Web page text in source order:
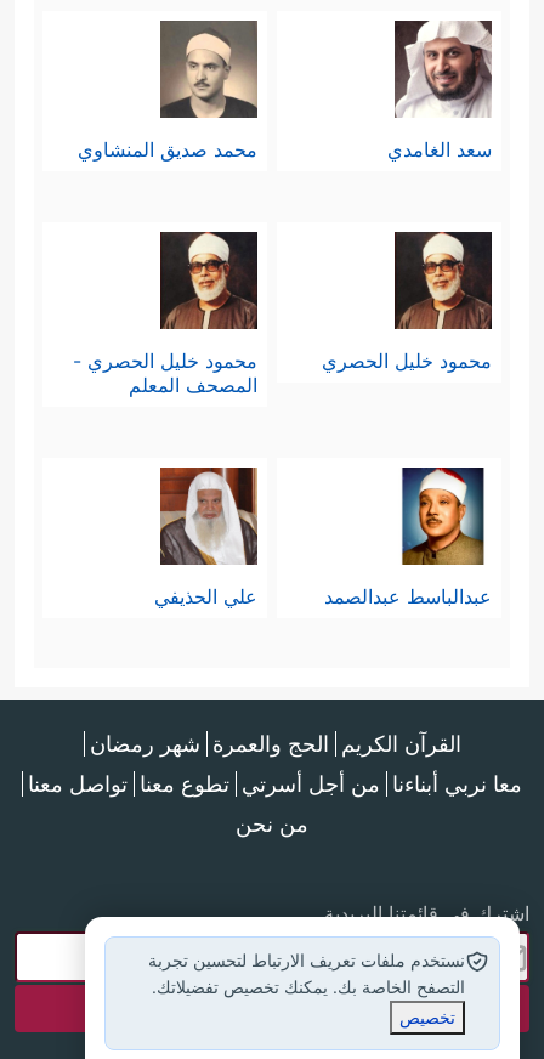
سعد الغامدي محمد صديق المنشاوي
محمود خليل الحصري
محمود خليل الحصري -
المصحف المعلم
عبدالباسط عبدالصمد علي الحذيفي
القرآن الكريم الحج والعمرة شهر رمضان
معا نربي أبناءنا من أجل أسرتي تطوع معنا تواصل معنا
من نحن
اشترك في قائمتنا البريدية
نستخدم ملفات تعريف الارتباط لتحسين تجربة
التصفح الخاصة بك. يمكنك تخصيص تفضيلاتك.
تخصيص